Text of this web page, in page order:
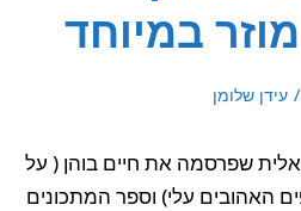
במיוחד
עידן שלומן
שפרסמה את חיים בוהן ( על
האהובים עלי) וספר המתכונים